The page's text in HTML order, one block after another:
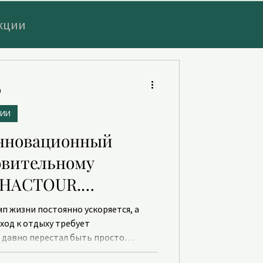
в Турции.
жизни постоянно ускоряется, а
к отдыху требует
перестал быть просто
– люди все чаще ищут